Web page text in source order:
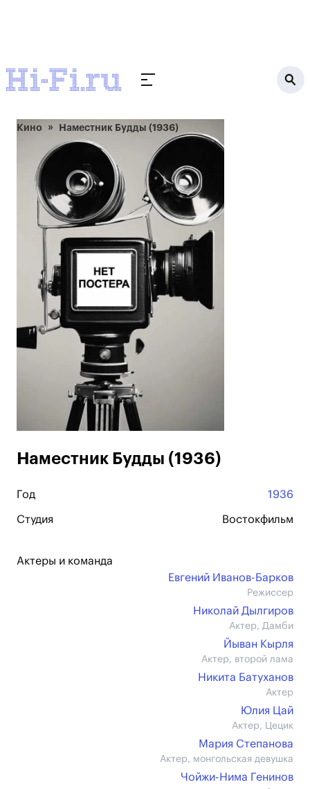
Кино Наместник Будды (1936)
Наместник Будды (1936)
Год 1936
Студия Востокфильм
Актеры и команда
Евгений Иванов-Барков
Режиссер
Николай Дылгиров
Актер, Дамби
Йыван Кырля
Актер, второй лама
Никита Батуханов
Актер
Юлия Цай
Актер, Цецик
Мария Степанова
Актер, монгольская девушка
Чойжи-Нима Генинов